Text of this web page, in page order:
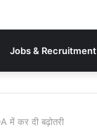
Jobs & Recruitment
में कर दी बढ़ोतरी